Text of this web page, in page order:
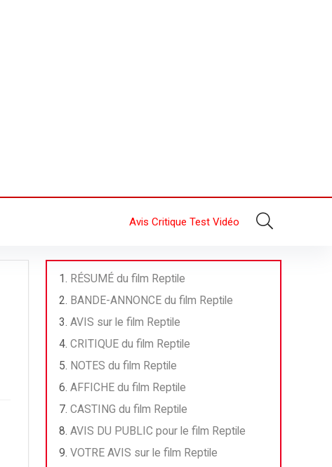
Avis Critique Test Vidéo
RÉSUMÉ du film Reptile
BANDE-ANNONCE du film Reptile
AVIS sur le film Reptile
CRITIQUE du film Reptile
NOTES du film Reptile
AFFICHE du film Reptile
CASTING du film Reptile
AVIS DU PUBLIC pour le film Reptile
VOTRE AVIS sur le film Reptile